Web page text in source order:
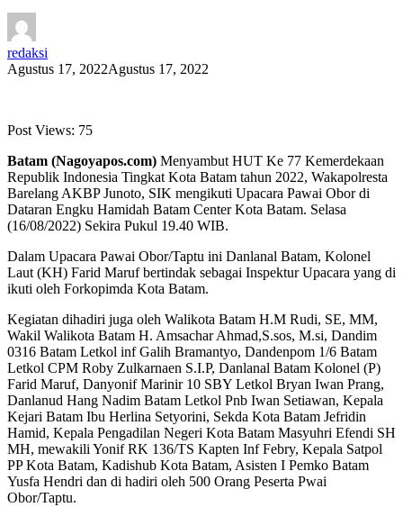
redaksi
Agustus 17, 2022Agustus 17, 2022
Post Views: 75
Batam (Nagoyapos.com) Menyambut HUT Ke 77 Kemerdekaan
Republik Indonesia Tingkat Kota Batam tahun 2022, Wakapolresta
Barelang AKBP Junoto, SIK mengikuti Upacara Pawai Obor di
Dataran Engku Hamidah Batam Center Kota Batam. Selasa
(16/08/2022) Sekira Pukul 19.40 WIB.
Dalam Upacara Pawai Obor/Taptu ini Danlanal Batam, Kolonel
Laut (KH) Farid Maruf bertindak sebagai Inspektur Upacara yang di
ikuti oleh Forkopimda Kota Batam.
Kegiatan dihadiri juga oleh Walikota Batam H.M Rudi, SE, MM,
Wakil Walikota Batam H. Amsachar Ahmad,S.sos, M.si, Dandim
0316 Batam Letkol inf Galih Bramantyo, Dandenpom 1/6 Batam
Letkol CPM Roby Zulkarnaen S.I.P, Danlanal Batam Kolonel (P)
Farid Maruf, Danyonif Marinir 10 SBY Letkol Bryan Iwan Prang,
Danlanud Hang Nadim Batam Letkol Pnb Iwan Setiawan, Kepala
Kejari Batam Ibu Herlina Setyorini, Sekda Kota Batam Jefridin
Hamid, Kepala Pengadilan Negeri Kota Batam Masyuhri Efendi SH
MH, mewakili Yonif RK 136/TS Kapten Inf Febry, Kepala Satpol
PP Kota Batam, Kadishub Kota Batam, Asisten I Pemko Batam
Yusfa Hendri dan di hadiri oleh 500 Orang Peserta Pwai
Obor/Taptu.